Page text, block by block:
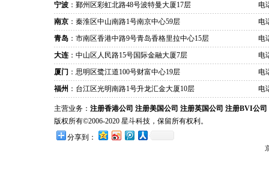
宁波 ：鄞州区彩虹北路48号波特曼大厦17层
电
南京 ：秦淮区中山南路1号南京中心59层
电
青岛 ：市南区香港中路9号青岛香格里拉中心15层
电
大连 ：中山区人民路15号国际金融大厦7层
电
厦门 ：思明区鹭江道100号财富中心19层
电
福州 ：台江区光明南路1号升龙汇金大厦10层 电
主营业务： 注册香港公司 注册美国公司 注册英国公司 注册BVI公司
版权所有©2006-2020 星斗科技，保留所有权利。
分享到：